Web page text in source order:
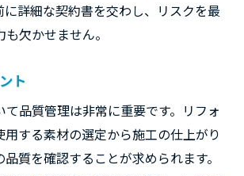
に詳細な契約書を交わし、リスクを最
欠かせません。
ト
て品質管理は非常に重要です。リフォ
用する素材の選定から施工の仕上がり
質を確認することが求められます。